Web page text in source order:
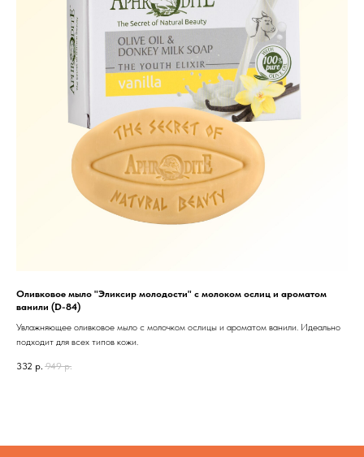
Оливковое мыло "Эликсир молодости" с молоком ослиц и ароматом
ванили (D-84)
Увлажняющее оливковое мыло с молочком ослицы и ароматом ванили. Идеально
подходит для всех типов кожи.
332 р. 949 р.